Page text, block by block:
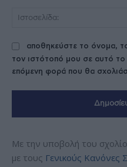
αποθηκεύστε το όνομα,
τον ιστότοπό μου σε αυτό
επόμενη φορά που θα
Με την υποβολή του
με τους Γενικούς Κανόνες